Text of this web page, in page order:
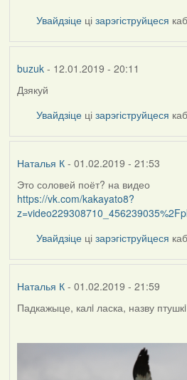
Увайдзіце цізарэгіструйцеся
buzuk- 12.01.2019 - 20:11
Дзякуй
Увайдзіце цізарэгіструйцеся
Наталья К- 01.02.2019 - 21:53
Это соловей поёт? на видео
https://vk.com/kakayato8?
Увайдзіце цізарэгіструйцеся
Наталья К- 01.02.2019 - 21:59
Падкажыце, калi ласка, назву птушкi